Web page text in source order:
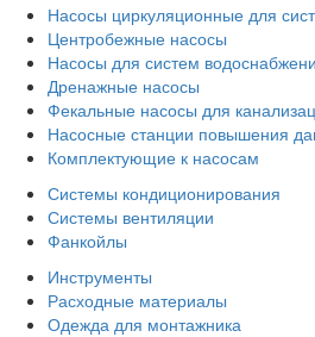
Насосы циркуляционные для
Центробежные насосы
Насосы для систем
Дренажные насосы
Фекальные насосы для
Насосные станции повышения
Комплектующие к насосам
Системы кондиционирования
Системы вентиляции
Фанкойлы
Инструменты
Расходные материалы
Одежда для монтажника